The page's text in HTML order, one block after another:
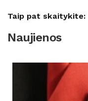
Taip pat skaitykite:
Naujienos